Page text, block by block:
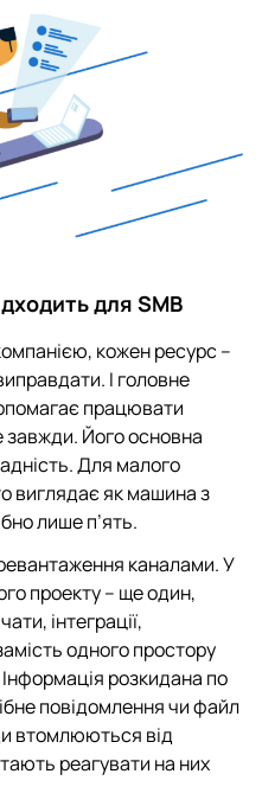
для SMB
кожен ресурс –
І головне
працювати
Його основна
Для малого
виглядає як машина з
лише п’ять.
каналами. У
проекту – ще один,
інтеграції,
одного простору
розкидана по
повідомлення чи файл
втомлюються від
реагувати на них